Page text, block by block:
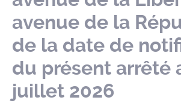
avenue de la
de la date de
du présent arrêté
juillet 2026